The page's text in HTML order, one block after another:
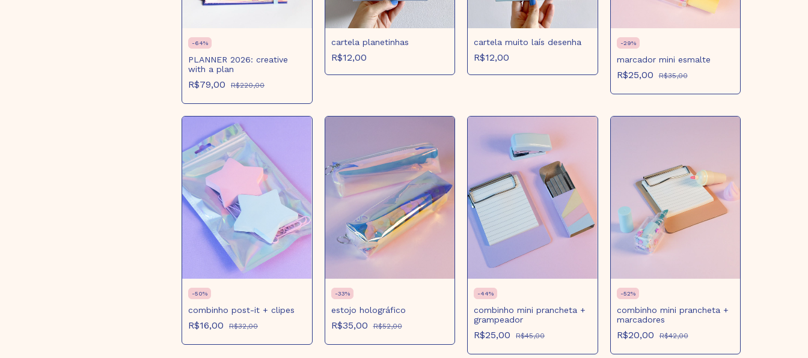
-64%
PLANNER 2026: creative
with a plan
R$79,00 R$220,00
cartela planetinhas
R$12,00
cartela muito laís desenha
R$12,00
-29%
marcador mini esmalte
R$25,00 R$35,00
-50%
combinho post-it + clipes
R$16,00 R$32,00
-33%
estojo holográfico
R$35,00 R$52,00
-44%
combinho mini prancheta +
grampeador
R$25,00 R$45,00
-52%
combinho mini prancheta +
marcadores
R$20,00 R$42,00